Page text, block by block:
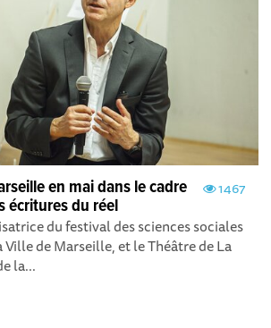
1467
en mai dans le cadre
écritures du réel
du festival des sciences sociales
de Marseille, et le Théâtre de La
la...